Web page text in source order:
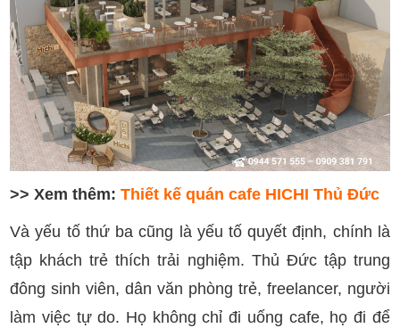
>> Xem thêm:Thiết kế quán cafe HICHI Thủ Đức
Và yếu tố thứ ba cũng là yếu tố quyết định, chính là
tập khách trẻ thích trải nghiệm. Thủ Đức tập trung
đông sinh viên, dân văn phòng trẻ, freelancer, người
làm việc tự do. Họ không chỉ đi uống cafe, họ đi để